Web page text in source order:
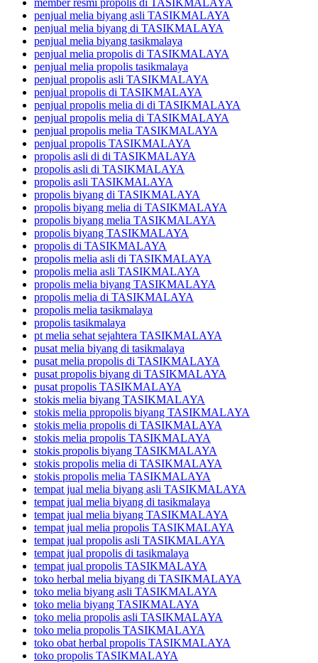
member resmi propolis di TASIKMALAYA
penjual melia biyang asli TASIKMALAYA
penjual melia biyang di TASIKMALAYA
penjual melia biyang tasikmalaya
penjual melia propolis di TASIKMALAYA
penjual melia propolis tasikmalaya
penjual propolis asli TASIKMALAYA
penjual propolis di TASIKMALAYA
penjual propolis melia di di TASIKMALAYA
penjual propolis melia di TASIKMALAYA
penjual propolis melia TASIKMALAYA
penjual propolis TASIKMALAYA
propolis asli di di TASIKMALAYA
propolis asli di TASIKMALAYA
propolis asli TASIKMALAYA
propolis biyang di TASIKMALAYA
propolis biyang melia di TASIKMALAYA
propolis biyang melia TASIKMALAYA
propolis biyang TASIKMALAYA
propolis di TASIKMALAYA
propolis melia asli di TASIKMALAYA
propolis melia asli TASIKMALAYA
propolis melia biyang TASIKMALAYA
propolis melia di TASIKMALAYA
propolis melia tasikmalaya
propolis tasikmalaya
pt melia sehat sejahtera TASIKMALAYA
pusat melia biyang di tasikmalaya
pusat melia propolis di TASIKMALAYA
pusat propolis biyang di TASIKMALAYA
pusat propolis TASIKMALAYA
stokis melia biyang TASIKMALAYA
stokis melia ppropolis biyang TASIKMALAYA
stokis melia propolis di TASIKMALAYA
stokis melia propolis TASIKMALAYA
stokis propolis biyang TASIKMALAYA
stokis propolis melia di TASIKMALAYA
stokis propolis melia TASIKMALAYA
tempat jual melia biyang asli TASIKMALAYA
tempat jual melia biyang di tasikmalaya
tempat jual melia biyang TASIKMALAYA
tempat jual melia propolis TASIKMALAYA
tempat jual propolis asli TASIKMALAYA
tempat jual propolis di tasikmalaya
tempat jual propolis TASIKMALAYA
toko herbal melia biyang di TASIKMALAYA
toko melia biyang asli TASIKMALAYA
toko melia biyang TASIKMALAYA
toko melia propolis asli TASIKMALAYA
toko melia propolis TASIKMALAYA
toko obat herbal propolis TASIKMALAYA
toko propolis TASIKMALAYA